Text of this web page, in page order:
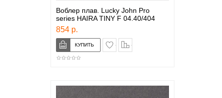
Воблер плав. Lucky John Pro
series HAIRA TINY F 04.40/404
854 р.
в закладки